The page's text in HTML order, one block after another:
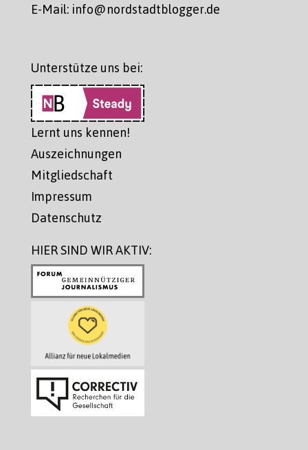
E-Mail: info@nordstadtblogger.de
Unterstütze uns bei:
Lernt uns kennen!
Auszeichnungen
Mitgliedschaft
Impressum
Datenschutz
HIER SIND WIR AKTIV: